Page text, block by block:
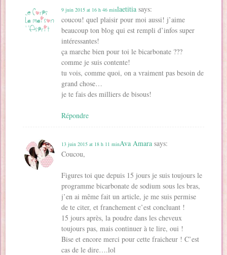
laetitia says:
9 juin 2015 at 16 h 46 min
coucou! quel plaisir pour moi aussi! j’aime
beaucoup ton blog qui est rempli d’infos super
intéressantes!
ça marche bien pour toi le bicarbonate ???
comme je suis contente!
tu vois, comme quoi, on a vraiment pas besoin de
grand chose…
je te fais des milliers de bisous!
Répondre
Ava Amara says:
13 juin 2015 at 18 h 11 min
Coucou,
Figures toi que depuis 15 jours je suis toujours le
programme bicarbonate de sodium sous les bras,
j’en ai même fait un article, je me suis permise
de te citer, et franchement c’est concluant !
15 jours après, la poudre dans les cheveux
toujours pas, mais continuer à te lire, oui !
Bise et encore merci pour cette fraicheur ! C’est
cas de le dire….lol